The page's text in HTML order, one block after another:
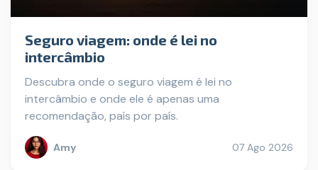
Seguro viagem: onde é lei no
intercâmbio
Descubra onde o seguro viagem é lei no
intercâmbio e onde ele é apenas uma
recomendação, país por país.
Amy 07 Ago 2026